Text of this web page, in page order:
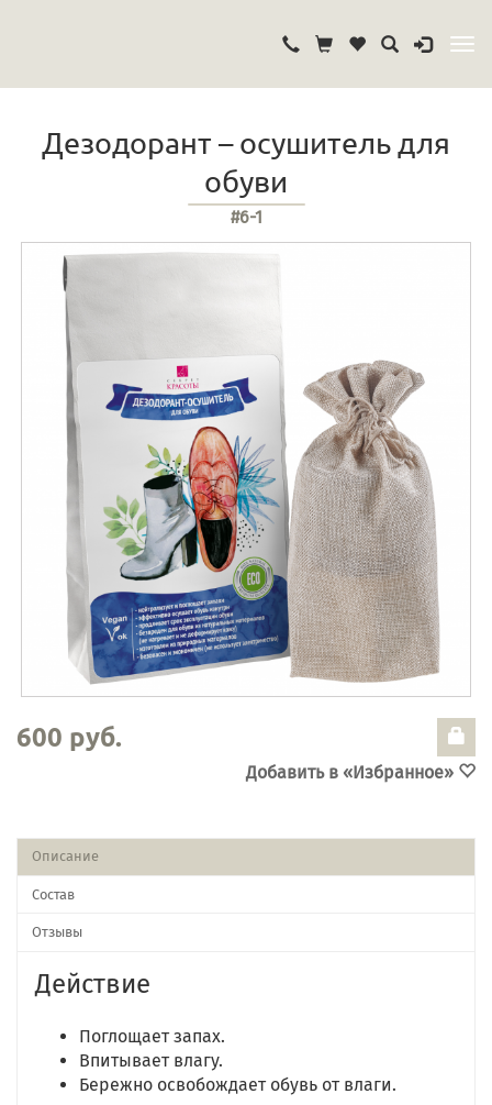
Дезодорант – осушитель для
обуви
#6-1
600 руб.
Добавить в «Избранное»
Описание
Состав
Отзывы
Действие
Поглощает запах.
Впитывает влагу.
Бережно освобождает обувь от влаги.